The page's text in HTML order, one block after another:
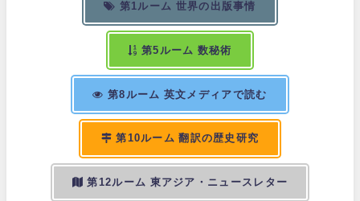
第1ルーム 世界の出版事情
第5ルーム 数秘術
第8ルーム 英文メディアで読む
第10ルーム 翻訳の歴史研究
第12ルーム 東アジア・ニュースレター